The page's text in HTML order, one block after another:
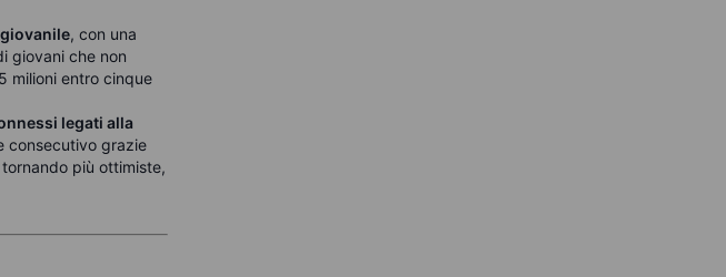
, con una
giovani che non
milioni entro cinque
legati alla
consecutivo grazie
più ottimiste,